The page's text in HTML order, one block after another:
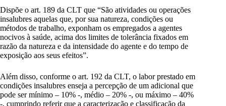
Dispõe o art. 189 da CLT que “São atividades ou operações
insalubres aquelas que, por sua natureza, condições ou
métodos de trabalho, exponham os empregados a agentes
nocivos à saúde, acima dos limites de tolerância fixados em
razão da natureza e da intensidade do agente e do tempo de
exposição aos seus efeitos”.
Além disso, conforme o art. 192 da CLT, o labor prestado em
condições insalubres enseja a percepção de um adicional que
pode ser mínimo – 10% -, médio – 20% -, ou máximo – 40%
-, cumprindo referir que a caracterização e classificação da